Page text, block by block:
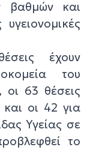
βαθμών και
έχουν
του
οι 63 θέσεις
και οι 42 για
Υγείας σε
το